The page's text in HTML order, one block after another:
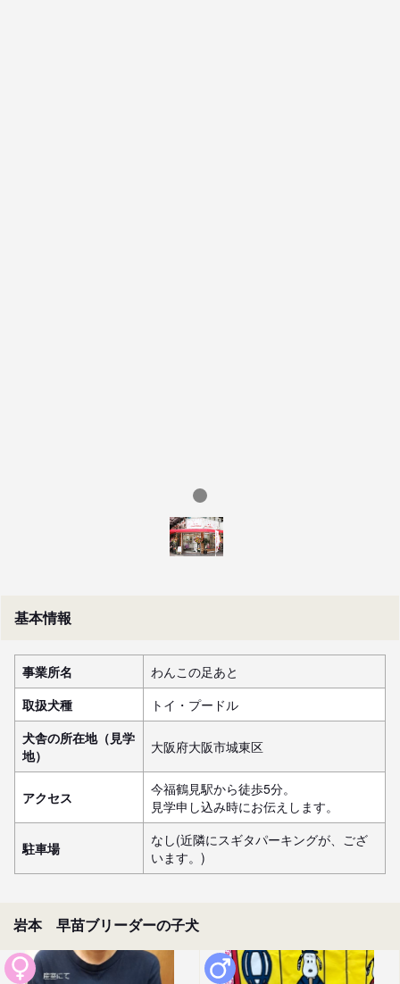
基本情報
事業所名
わんこの足あと
取扱犬種
トイ・プードル
犬舎の所在地（見学
地）
大阪府大阪市城東区
アクセス
今福鶴見駅から徒歩5分。
見学申し込み時にお伝えします。
駐車場
なし(近隣にスギタパーキングが、ござ
います。)
岩本 早苗ブリーダーの子犬